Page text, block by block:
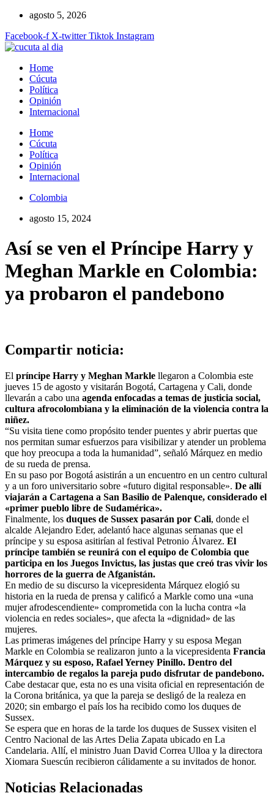
contenido
agosto 5, 2026
Facebook-f X-twitter Tiktok Instagram
Home
Cúcuta
Política
Opinión
Internacional
Home
Cúcuta
Política
Opinión
Internacional
Colombia
agosto 15, 2024
Así se ven el Príncipe Harry y
Meghan Markle en Colombia:
ya probaron el pandebono
Compartir noticia:
El príncipe Harry y Meghan Markle llegaron a Colombia este
jueves 15 de agosto y visitarán Bogotá, Cartagena y Cali, donde
llevarán a cabo una agenda enfocadas a temas de justicia social,
cultura afrocolombiana y la eliminación de la violencia contra la
niñez.
“Su visita tiene como propósito tender puentes y abrir puertas que
nos permitan sumar esfuerzos para visibilizar y atender un problema
que hoy preocupa a toda la humanidad”, señaló Márquez en medio
de su rueda de prensa.
En su paso por Bogotá asistirán a un encuentro en un centro cultural
y a un foro universitario sobre «futuro digital responsable». De allí
viajarán a Cartagena a San Basilio de Palenque, considerado el
«primer pueblo libre de Sudamérica».
Finalmente, los duques de Sussex pasarán por Cali, donde el
alcalde Alejandro Eder, adelantó hace algunas semanas que el
príncipe y su esposa asitirían al festival Petronio Álvarez. El
príncipe también se reunirá con el equipo de Colombia que
participa en los Juegos Invictus, las justas que creó tras vivir los
horrores de la guerra de Afganistán.
En medio de su discurso la vicepresidenta Márquez elogió su
historia en la rueda de prensa y calificó a Markle como una «una
mujer afrodescendiente» comprometida con la lucha contra «la
violencia en redes sociales», que afecta la «dignidad» de las
mujeres.
Las primeras imágenes del príncipe Harry y su esposa Megan
Markle en Colombia se realizaron junto a la vicepresidenta Francia
Márquez y su esposo, Rafael Yerney Pinillo. Dentro del
intercambio de regalos la pareja pudo disfrutar de pandebono.
Cabe destacar que, esta no es una visita oficial en representación de
la Corona británica, ya que la pareja se desligó de la realeza en
2020; sin embargo el país los ha recibido como los duques de
Sussex.
Se espera que en horas de la tarde los duques de Sussex visiten el
Centro Nacional de las Artes Delia Zapata ubicado en La
Candelaria. Allí, el ministro Juan David Correa Ulloa y la directora
Xiomara Suescún recibieron cálidamente a su invitados de honor.
Noticias Relacionadas